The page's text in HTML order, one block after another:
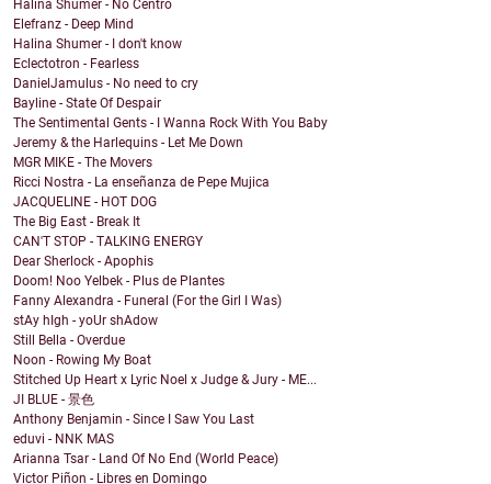
Halina Shumer - No Centro
Elefranz - Deep Mind
Halina Shumer - I don't know
Eclectotron - Fearless
DanielJamulus - No need to cry
Bayline - State Of Despair
The Sentimental Gents - I Wanna Rock With You Baby
Jeremy & the Harlequins - Let Me Down
MGR MIKE - The Movers
Ricci Nostra - La enseñanza de Pepe Mujica
JACQUELINE - HOT DOG
The Big East - Break It
CAN'T STOP - TALKING ENERGY
Dear Sherlock - Apophis
Doom! Noo Yelbek - Plus de Plantes
Fanny Alexandra - Funeral (For the Girl I Was)
stAy hIgh - yoUr shAdow
Still Bella - Overdue
Noon - Rowing My Boat
Stitched Up Heart x Lyric Noel x Judge & Jury - ME...
JI BLUE - 景色
Anthony Benjamin - Since I Saw You Last
eduvi - NNK MAS
Arianna Tsar - Land Of No End (World Peace)
Victor Piñon - Libres en Domingo